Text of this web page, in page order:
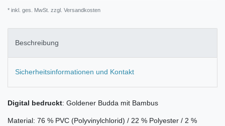
* inkl. ges. MwSt. zzgl. Versandkosten
Beschreibung
Sicherheitsinformationen und Kontakt
Digital bedruckt: Goldener Budda mit Bambus
Material: 76 % PVC (Polyvinylchlorid) / 22 % Polyester / 2 %